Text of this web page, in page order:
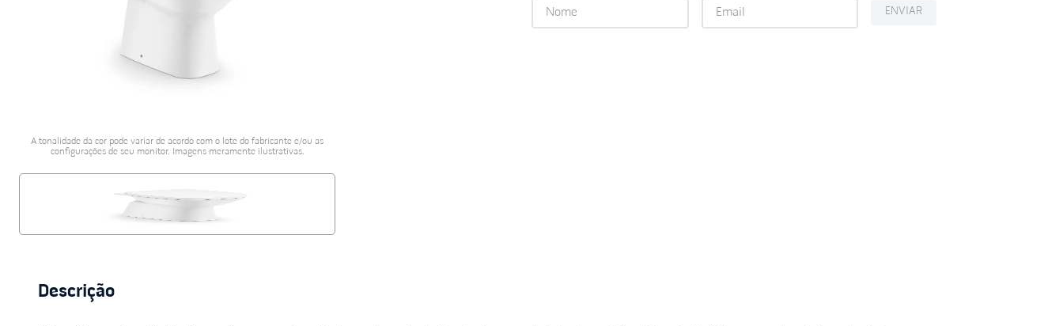
A tonalidade da cor pode variar de acordo com o lote do fabricante e/ou as
configurações de seu monitor. Imagens meramente ilustrativas.
ENVIAR
Descrição